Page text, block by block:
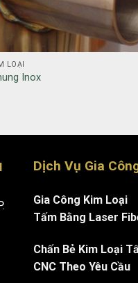
LOẠI
Inox
Dịch Vụ Gia
Gia Công Kim Loại
Tấm Bằng Laser
Chấn Bẻ Kim Loại
CNC Theo Yêu Cầu